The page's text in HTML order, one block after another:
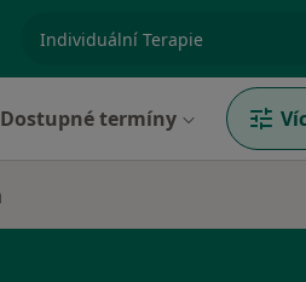
specializace, nemoc nebo
Dostupné termíny